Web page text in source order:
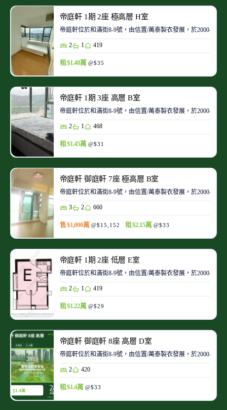
帝庭軒 1期 2座 極高層 H室
帝庭軒位於和滿街8-9號，由信置/萬泰製衣發展，於2000-08
2 1 419
租 $1.48萬 @$35
帝庭軒 1期 3座 高層 B室
帝庭軒位於和滿街8-9號，由信置/萬泰製衣發展，於2000-08
2 1 468
租 $1.45萬 @$31
帝庭軒 御庭軒 7座 極高層 B室
帝庭軒位於和滿街8-9號，由信置/萬泰製衣發展，於2000-08
3 2 660
售 $1,000萬 @$15,152 租 $2.15萬 @$33
帝庭軒 1期 2座 低層 E室
帝庭軒位於和滿街8-9號，由信置/萬泰製衣發展，於2000-08
2 1 419
租 $1.22萬 @$29
帝庭軒 御庭軒 8座 高層 D室
帝庭軒位於和滿街8-9號，由信置/萬泰製衣發展，於2000-08
2 420
租 $1.4萬 @$33